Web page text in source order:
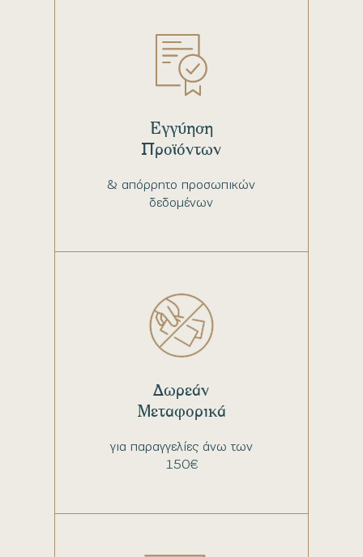
& απόρρητο προσωπικών
δεδομένων
Εγγύηση
Προϊόντων
για παραγγελίες άνω των
150€
Δωρεάν
Μεταφορικά